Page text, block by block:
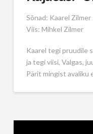
Sõnad: Kaarel Zilmer
Viis: Mihkel Zilmer
Kaarel tegi pruudile
ja tegi viisi, Valgas,
Pärit mingist avaliku